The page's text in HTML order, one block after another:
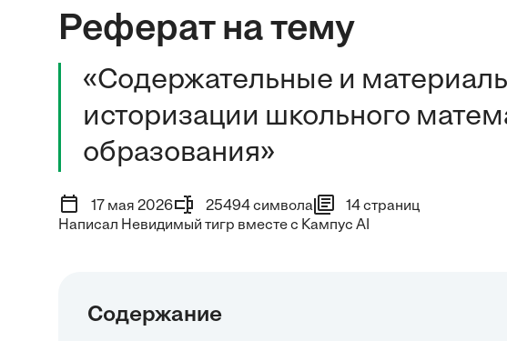
Реферат на тему
«Содержательные и
историзации школьного
образования»
17 мая 2026 25494 символа
14 страниц
Написал Невидимый тигр вместе с Кампус AI
Содержание